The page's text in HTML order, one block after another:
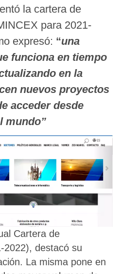
la cartera de
para 2021-
expresó: “una
funciona en tiempo
en la
nuevos proyectos
acceder desde
mundo”
Cartera de
2022), destacó su
La misma pone en